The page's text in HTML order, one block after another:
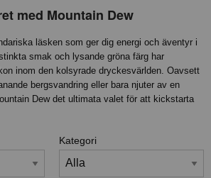
med Mountain Dew
läsken som ger dig energi och äventyr i
smak och lysande gröna färg har
inom den kolsyrade dryckesvärlden. Oavsett
bergsvandring eller bara njuter av en
Dew det ultimata valet för att kickstarta
Kategori